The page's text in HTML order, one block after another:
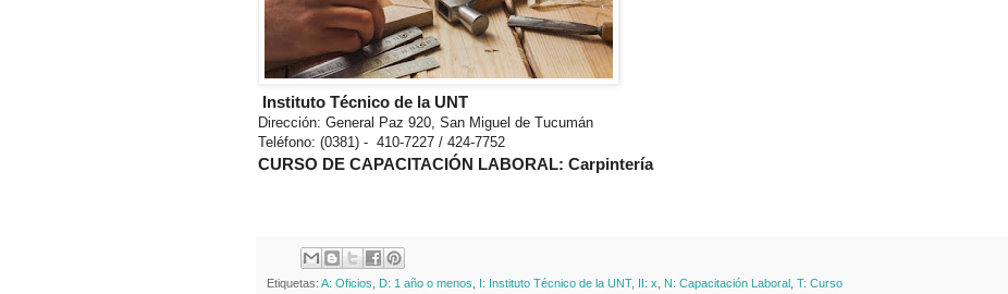
Instituto Técnico de la UNT
Dirección: General Paz 920, San Miguel de Tucumán
Teléfono: (0381) - 410-7227 / 424-7752
CURSO DE CAPACITACIÓN LABORAL: Carpintería
Etiquetas: A: Oficios D: 1 año o menos I: Instituto Técnico de la UNT, II: x N: Capacitación Laboral T: Curso